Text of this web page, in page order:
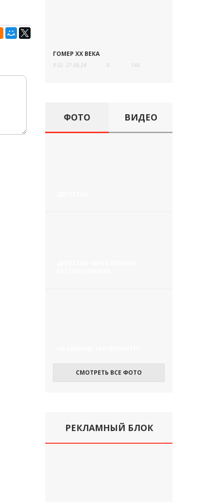
ГОМЕР ХХ ВЕКА
9:32 27.08.24 0 146
ФОТО ВИДЕО
СМОТРЕТЬ ВСЕ ФОТО
РЕКЛАМНЫЙ БЛОК